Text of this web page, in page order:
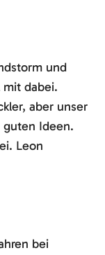
und
mit dabei.
aber unser
guten Ideen.
Leon
bei